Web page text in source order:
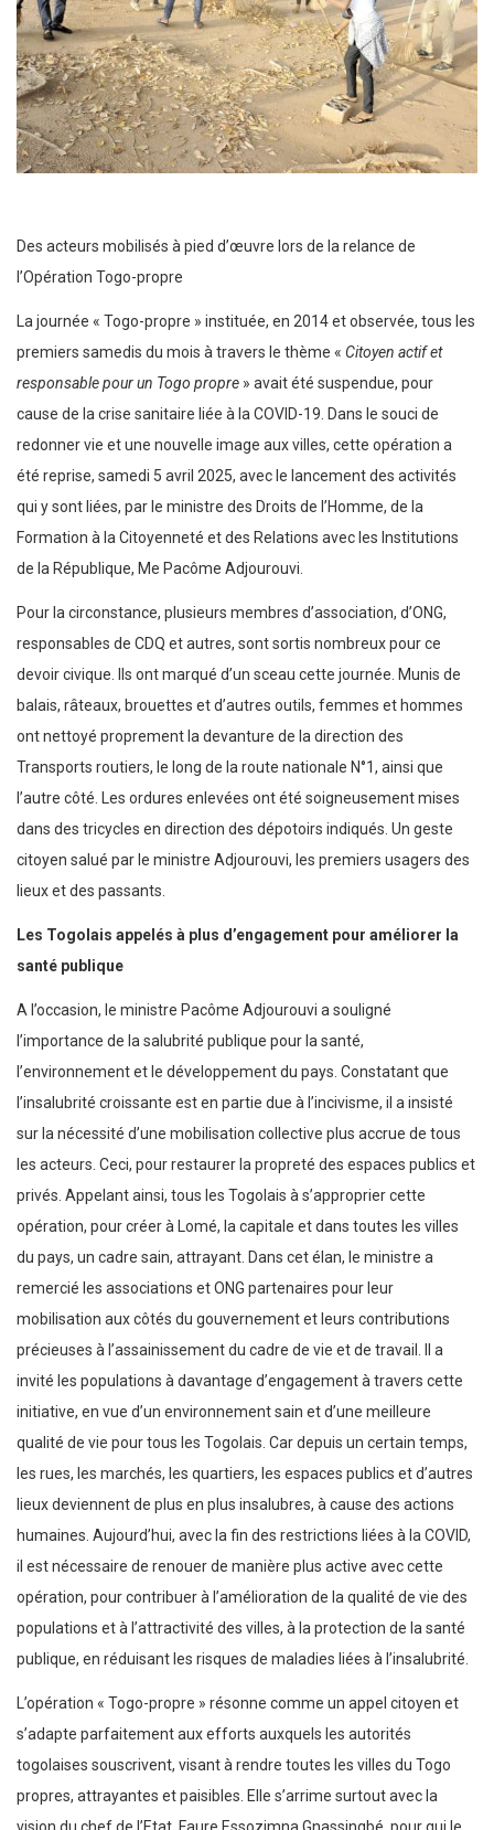
Des acteurs mobilisés à pied d’œuvre lors de la relance de
l’Opération Togo-propre
La journée « Togo-propre » instituée, en 2014 et observée, tous les
premiers samedis du mois à travers le thème « Citoyen actif et
responsable pour un Togo propre » avait été suspendue, pour
cause de la crise sanitaire liée à la COVID-19. Dans le souci de
redonner vie et une nouvelle image aux villes, cette opération a
été reprise, samedi 5 avril 2025, avec le lancement des activités
qui y sont liées, par le ministre des Droits de l’Homme, de la
Formation à la Citoyenneté et des Relations avec les Institutions
de la République, Me Pacôme Adjourouvi.
Pour la circonstance, plusieurs membres d’association, d’ONG,
responsables de CDQ et autres, sont sortis nombreux pour ce
devoir civique. Ils ont marqué d’un sceau cette journée. Munis de
balais, râteaux, brouettes et d’autres outils, femmes et hommes
ont nettoyé proprement la devanture de la direction des
Transports routiers, le long de la route nationale N°1, ainsi que
l’autre côté. Les ordures enlevées ont été soigneusement mises
dans des tricycles en direction des dépotoirs indiqués. Un geste
citoyen salué par le ministre Adjourouvi, les premiers usagers des
lieux et des passants.
Les Togolais appelés à plus d’engagement pour améliorer la
santé publique
A l’occasion, le ministre Pacôme Adjourouvi a souligné
l’importance de la salubrité publique pour la santé,
l’environnement et le développement du pays. Constatant que
l’insalubrité croissante est en partie due à l’incivisme, il a insisté
sur la nécessité d’une mobilisation collective plus accrue de tous
les acteurs. Ceci, pour restaurer la propreté des espaces publics et
privés. Appelant ainsi, tous les Togolais à s’approprier cette
opération, pour créer à Lomé, la capitale et dans toutes les villes
du pays, un cadre sain, attrayant. Dans cet élan, le ministre a
remercié les associations et ONG partenaires pour leur
mobilisation aux côtés du gouvernement et leurs contributions
précieuses à l’assainissement du cadre de vie et de travail. Il a
invité les populations à davantage d’engagement à travers cette
initiative, en vue d’un environnement sain et d’une meilleure
qualité de vie pour tous les Togolais. Car depuis un certain temps,
les rues, les marchés, les quartiers, les espaces publics et d’autres
lieux deviennent de plus en plus insalubres, à cause des actions
humaines. Aujourd’hui, avec la fin des restrictions liées à la COVID,
il est nécessaire de renouer de manière plus active avec cette
opération, pour contribuer à l’amélioration de la qualité de vie des
populations et à l’attractivité des villes, à la protection de la santé
publique, en réduisant les risques de maladies liées à l’insalubrité.
L’opération « Togo-propre » résonne comme un appel citoyen et
s’adapte parfaitement aux efforts auxquels les autorités
togolaises souscrivent, visant à rendre toutes les villes du Togo
propres, attrayantes et paisibles. Elle s’arrime surtout avec la